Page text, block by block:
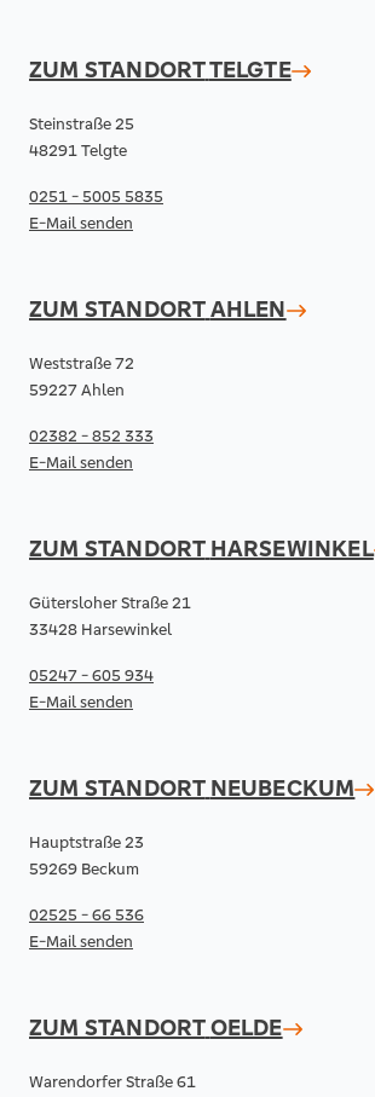
ZUM STANDORTTELGTE
Steinstraße 25
48291 Telgte
0251 - 5005 5835
E-Mail senden
ZUM STANDORTAHLEN
Weststraße 72
59227 Ahlen
02382 - 852 333
E-Mail senden
ZUM STANDORT HARSEWINKEL
Gütersloher Straße 21
33428 Harsewinkel
05247 - 605 934
E-Mail senden
ZUM STANDORT NEUBECKUM
Hauptstraße 23
59269 Beckum
02525 - 66 536
E-Mail senden
ZUM STANDORTOELDE
Warendorfer Straße 61